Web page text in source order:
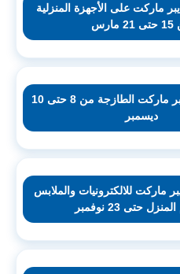
ماركت على الأجهزة المنزلية
عروض نستو هايبر ماركت الطازجة من 8 حتى 10
ديسمبر
ماركت للالكترونيات والملابس
حتى 23 نوفمبر